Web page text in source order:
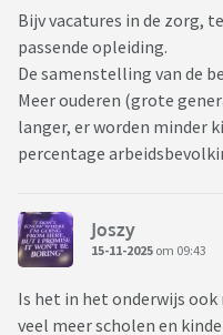
Bijv vacatures in de zorg,
passende opleiding.
De samenstelling van de
Meer ouderen (grote
langer, er worden minder
percentage
Joszy
15-11-2025 om 09:43
Is het in het onderwijs
veel meer scholen en